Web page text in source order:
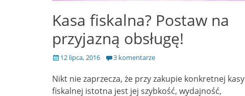
Kasa fiskalna? Postaw na
przyjazną obsługę!
Opublikowano
12 lipca, 2016 3 komentarze
Nikt nie zaprzecza, że przy zakupie konkretnej kasy
fiskalnej istotna jest jej szybkość, wydajność,